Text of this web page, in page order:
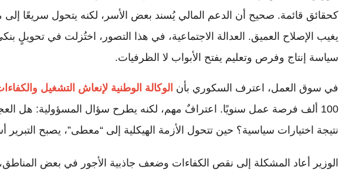
كحقائق قائمة. صحيح أن الدعم المالي يُسند بعض الأسر، لكنه يتحول سريعًا
يغيب الإصلاح العميق. العدالة الاجتماعية، في هذا التصور، اختُزلت في تحويلٍ
سياسة إنتاج وفرص وتعليم يفتح الأبواب لا الظرفيات.
في سوق العمل، اعترف السكوري بأن الوكالة الوطنية لإنعاش التشغيل
100 ألف فرصة عمل سنويًا. اعترافٌ مهم، لكنه يطرح سؤال المسؤولية: هل
نتيجة اختيارات سياسية؟ حين تتحول الأزمة الهيكلية إلى “معطى”، يصبح
الوزير أعاد المشكلة إلى نقص الكفاءات وضعف جاذبية الأجور في بعض